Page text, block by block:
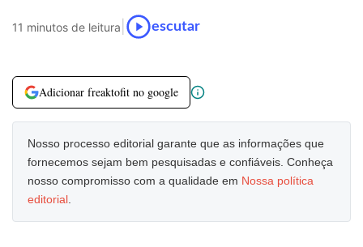
11 minutos de leitura escutar
Adicionar freaktofit no google
Nosso processo editorial garante que as informações que
fornecemos sejam bem pesquisadas e confiáveis. Conheça
nosso compromisso com a qualidade em Nossa política
editorial